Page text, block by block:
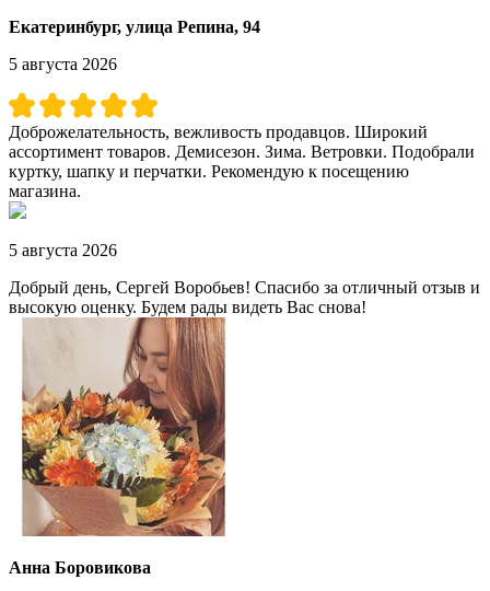
Екатеринбург, улица Репина, 94
5 августа 2026
Доброжелательность, вежливость продавцов. Широкий
ассортимент товаров. Демисезон. Зима. Ветровки. Подобрали
куртку, шапку и перчатки. Рекомендую к посещению
магазина.
5 августа 2026
Добрый день, Сергей Воробьев! Спасибо за отличный отзыв и
высокую оценку. Будем рады видеть Вас снова!
Анна Боровикова